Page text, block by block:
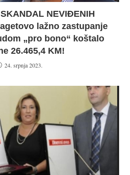
NEVIĐENIH
lažno zastupanje
„pro bono“ koštalo
26.465,4 KM!
24. srpnja 2023.